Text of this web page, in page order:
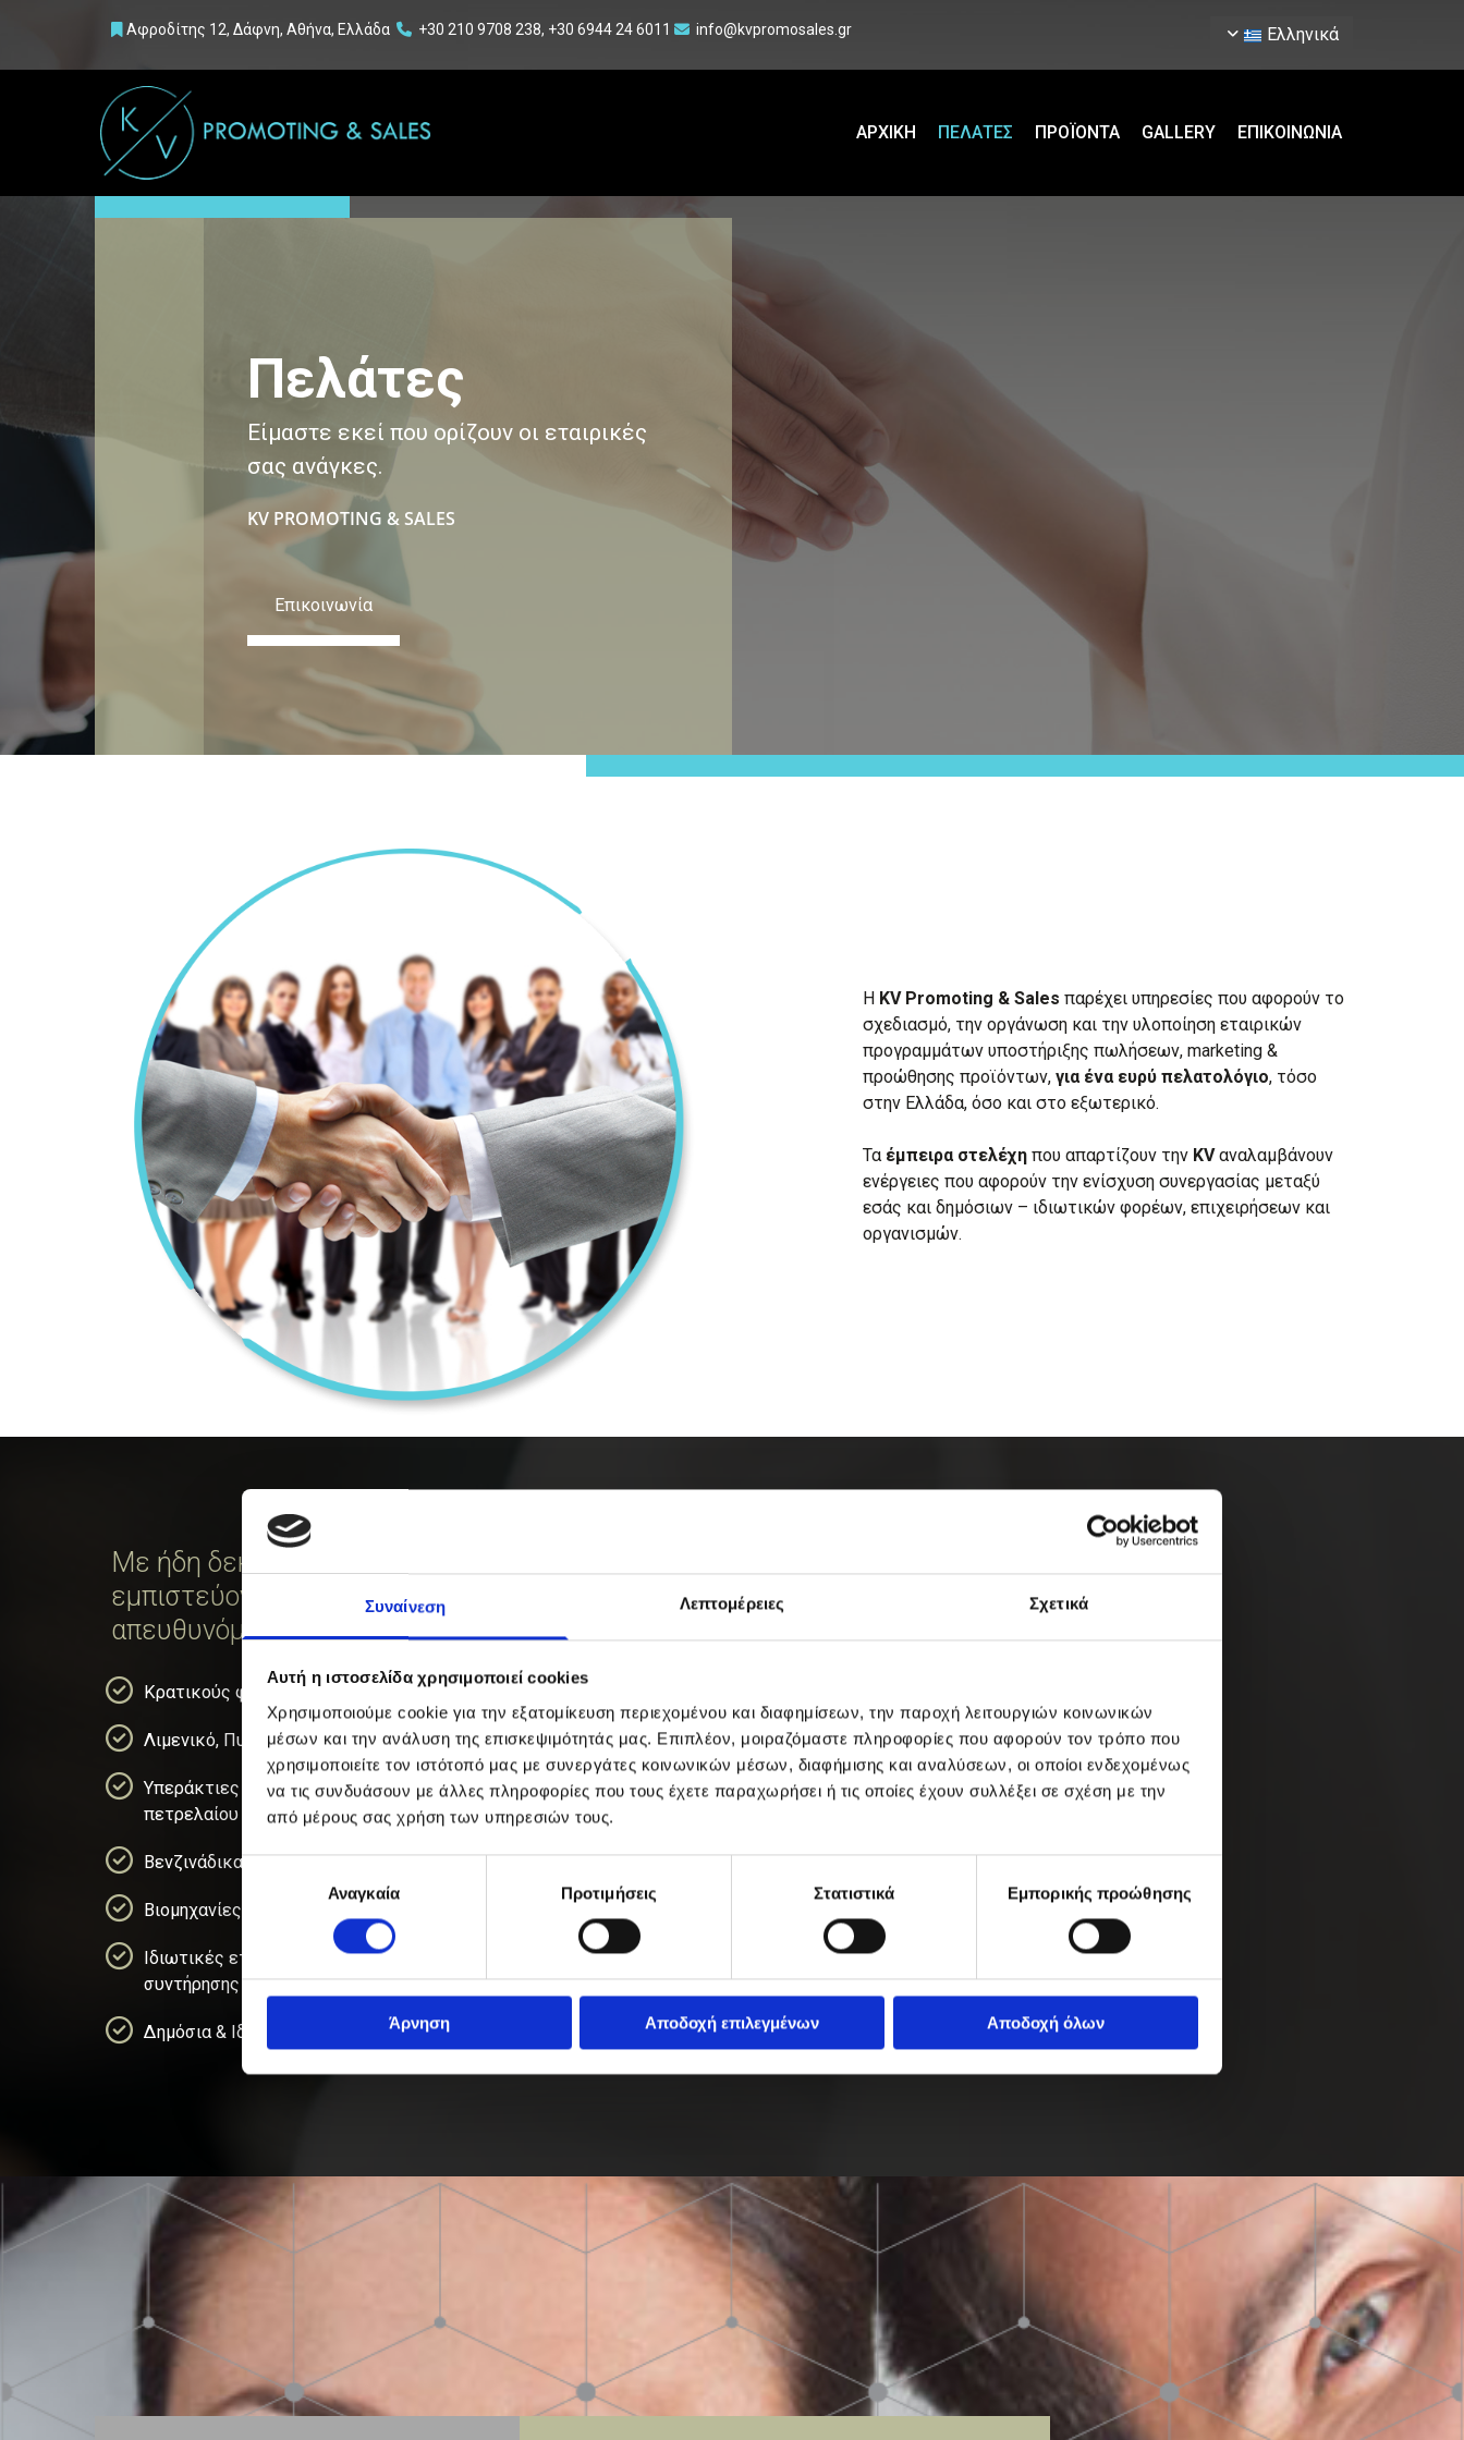
Συναίνεση Λεπτομέρειες Σχετικά
Αυτή η ιστοσελίδα χρησιμοποιεί cookies
Χρησιμοποιούμε cookie για την εξατομίκευση περιεχομένου και διαφημίσεων, την παροχή λειτουργιών κοινωνικών
μέσων και την ανάλυση της επισκεψιμότητάς μας. Επιπλέον, μοιραζόμαστε πληροφορίες που αφορούν τον τρόπο που
χρησιμοποιείτε τον ιστότοπό μας με συνεργάτες κοινωνικών μέσων, διαφήμισης και αναλύσεων, οι οποίοι ενδεχομένως
να τις συνδυάσουν με άλλες πληροφορίες που τους έχετε παραχωρήσει ή τις οποίες έχουν συλλέξει σε σχέση με την
από μέρους σας χρήση των υπηρεσιών τους.
Επιλογή
συγκατάθεσηςΑναγκαία Προτιμήσεις Στατιστικά Εμπορικής προώθησης
Άρνηση Αποδοχή επιλεγμένων Αποδοχή όλων
Αφροδίτης 1 2, Δάφνη, Αθήνα, Ελλάδα  +30 210 9708 238, +30 6944 24 6011  info@kvpromosales.gr Ελληνικά
ΑΡΧΙΚΗ ΠΕΛΑΤΕΣ ΠΡΟΪΟΝΤΑ GALLERY ΕΠΙΚΟΙΝΩΝΙΑ
Πελάτες
Είμαστε εκεί που ορίζουν οι εταιρικές
σας ανάγκες.
KV PROMOTING & SALES
Επικοινωνία
Η KV Promoting & Sales παρέχει υπηρεσίες που αφορούν το
σχεδιασμό, την οργάνωση και την υλοποίηση εταιρικών
προγραμμάτων υποστήριξης πωλήσεων, marketing &
προώθησης προϊόντων, για ένα ευρύ πελατολόγιο, τόσο
στην Ελλάδα, όσο και στο εξωτερικό.
Τα έμπειρα στελέχη που απαρτίζουν την KVαναλαμβάνουν
ενέργειες που αφορούν την ενίσχυση συνεργασίας μεταξύ
εσάς και δημόσιων – ιδιωτικών φορέων, επιχειρήσεων και
οργανισμών.
Με ήδη δεκάδες πελάτες και συνεργάτες να μας
εμπιστεύονται εδώ και χρόνια για τις παροχές μας,
απευθυνόμαστε κυρίως σε:
Κρατικούς φορείς
Λιμενικό, Πυροσβεστικό Σώμα Ναυτιλιακές εταιρείες
Υπεράκτιες εταιρείες εξόρυξης
πετρελαίου
Εταιρείες αντιμετώπισης ρυπάνσεων
Βενζινάδικα, Συνεργεία Λιμάνια και μαρίνες
Βιομηχανίες Δημόσιοι δρόμοι, Εργοτάξια
Ιδιωτικές εταιρείες κατασκευής &
συντήρησης αυτοκινητοδρόμων
Χρωματοπωλεία
Δημόσια & Ιδιωτικά Νοσοκομεία Διαγνωστικά κέντρα